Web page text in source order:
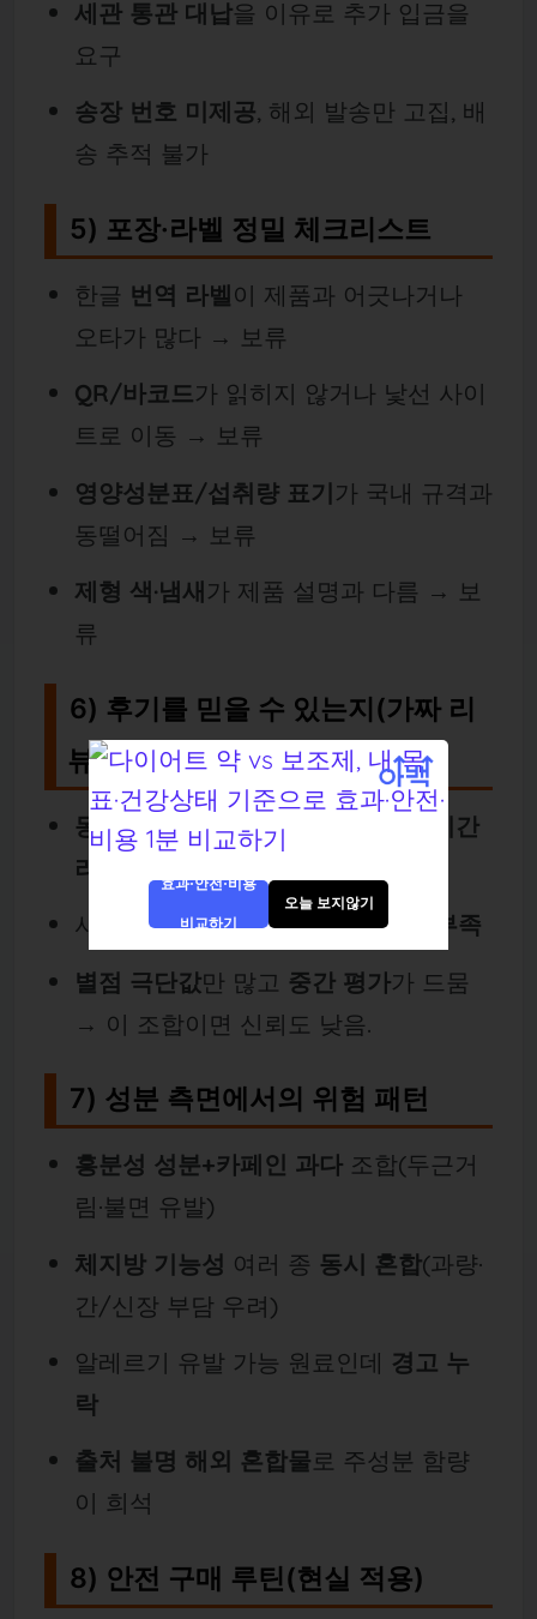
세관 통관 대납을 이유로 추가 입금을
요구
송장 번호 미제공, 해외 발송만 고집, 배
송 추적 불가
5) 포장·라벨 정밀 체크리스트
한글 번역 라벨이 제품과 어긋나거나
오타가 많다 → 보류
QR/바코드가 읽히지 않거나 낯선 사이
트로 이동 → 보류
영양성분표/섭취량 표기가 국내 규격과
동떨어짐 → 보류
제형 색·냄새가 제품 설명과 다름 → 보
류
6) 후기를 믿을 수 있는지(가짜 리
뷰 거르기)
동일 문장·이모지 패턴
짧은 기간
리뷰 폭증
사진이모델 컷위주,실사용 맥락 부족
별점 극단값만 많고 중간 평가가 드뭄
→ 이 조합이면 신뢰도 낮음.
7) 성분 측면에서의 위험 패턴
흥분성 성분+카페인 과다조합(두근거
림·불면 유발)
체지방 기능성 여러 종 동시 혼합(과량·
간/신장 부담 우려)
알레르기 유발 가능 원료인데 경고 누
락
출처 불명 해외 혼합물로 주성분 함량
이 희석
8) 안전 구매 루틴(현실 적용)
효과·안전·비용
비교하기
오늘 보지않기